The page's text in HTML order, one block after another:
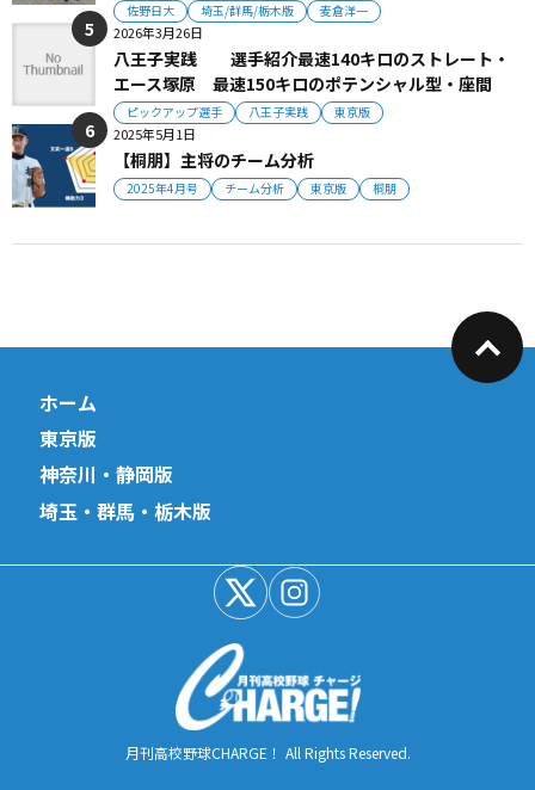
佐野日大 埼玉/群馬/栃木版 麦倉洋一
2026年3月26日
八王子実践 選手紹介最速140キロのストレート・
エース塚原 最速150キロのポテンシャル型・座間
ピックアップ選手 八王子実践 東京版
2025年5月1日
【桐朋】主将のチーム分析
2025年4月号 チーム分析 東京版 桐朋
ホーム
東京版
神奈川・静岡版
埼玉・群馬・栃木版
月刊高校野球CHARGE！ All Rights Reserved.